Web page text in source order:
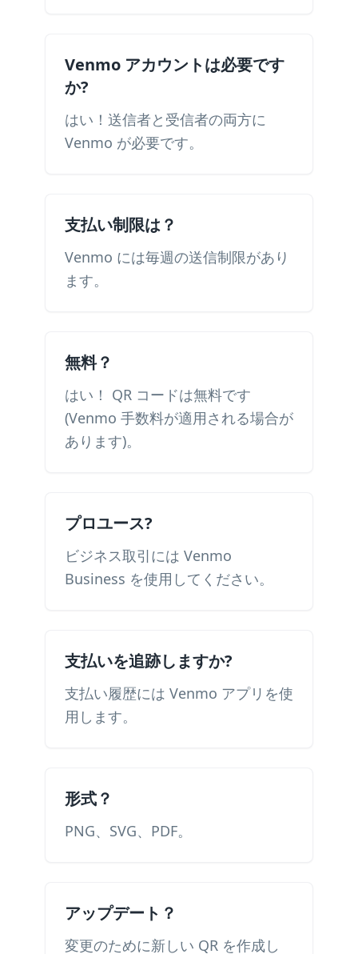
Venmo アカウントは必要です
か?
はい！送信者と受信者の両方に
Venmo が必要です。
支払い制限は？
Venmo には毎週の送信制限があり
ます。
無料？
はい！ QR コードは無料です
(Venmo 手数料が適用される場合が
あります)。
プロユース?
ビジネス取引には Venmo
Business を使用してください。
支払いを追跡しますか?
支払い履歴には Venmo アプリを使
用します。
形式？
PNG、SVG、PDF。
アップデート？
変更のために新しい QR を作成し